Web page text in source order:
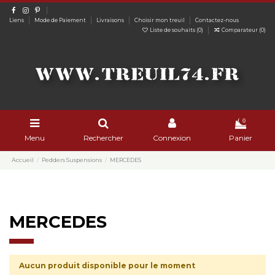
Liens Mode de Paiement Livraisons Choisir mon treuil
Contactez-nous
Liste de souhaits (0) Comparateur (0)
Menu Rechercher Connexion
0
Panier
Accueil Pedders Suspensions MERCEDES
MERCEDES
Aucun produit disponible pour le moment